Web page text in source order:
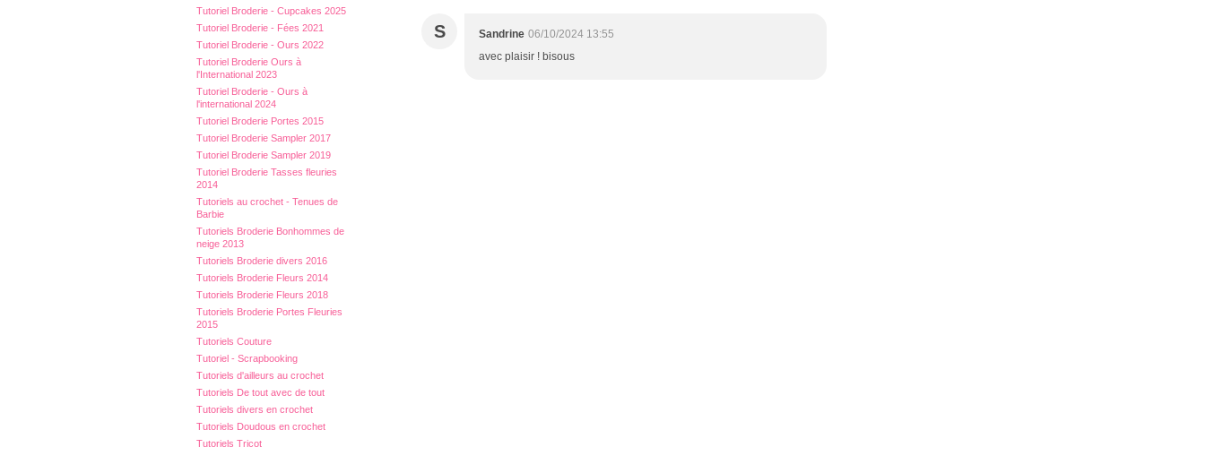
Tutoriel Broderie - Cupcakes 2025
Tutoriel Broderie - Fées 2021
Tutoriel Broderie - Ours 2022
Tutoriel Broderie Ours à
l'International 2023
Tutoriel Broderie - Ours à
l'international 2024
Tutoriel Broderie Portes 2015
Tutoriel Broderie Sampler 2017
Tutoriel Broderie Sampler 2019
Tutoriel Broderie Tasses fleuries
2014
Tutoriels au crochet - Tenues de
Barbie
Tutoriels Broderie Bonhommes de
neige 2013
Tutoriels Broderie divers 2016
Tutoriels Broderie Fleurs 2014
Tutoriels Broderie Fleurs 2018
Tutoriels Broderie Portes Fleuries
2015
Tutoriels Couture
Tutoriel - Scrapbooking
Tutoriels d'ailleurs au crochet
Tutoriels De tout avec de tout
Tutoriels divers en crochet
Tutoriels Doudous en crochet
Tutoriels Tricot
S Sandrine 06/10/2024 13:55
avec plaisir ! bisous